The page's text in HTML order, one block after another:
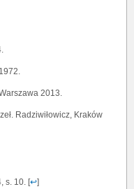
2013.
Radziwiłowicz, Kraków
s. 10. [↩]